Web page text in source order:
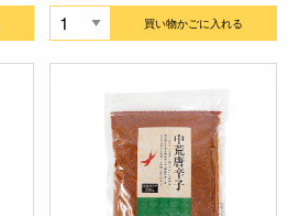
買い物かごに入れる